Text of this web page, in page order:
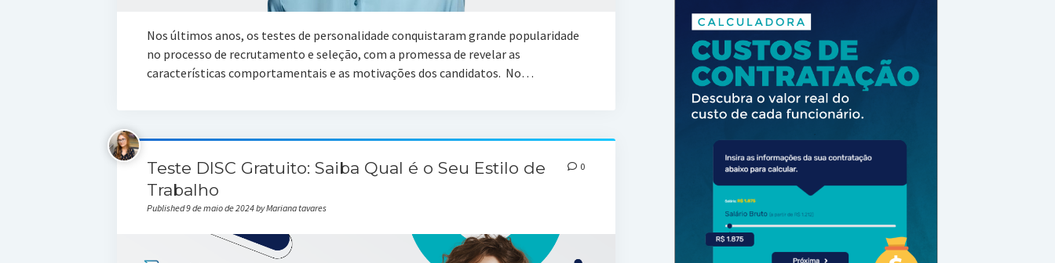
Nos últimos anos, os testes de personalidade conquistaram grande popularidade
no processo de recrutamento e seleção, com a promessa de revelar as
características comportamentais e as motivações dos candidatos. No…
Teste DISC Gratuito: Saiba Qual é o Seu Estilo de
Trabalho
Published 9 de maio de 2024 by Mariana tavares
0